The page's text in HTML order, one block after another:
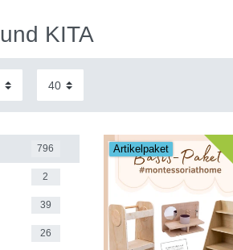
KITA
796
2
39
26
Artikelpaket